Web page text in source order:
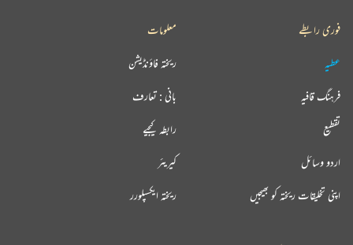
فوری رابطے
عطیہ
فرہنگ قافیہ
تقطیع
اردو وسائل
اپنی تخلیقات ریختہ کو بھیجیں
معلومات
ریختہ فاؤنڈیشن
بانی : تعارف
رابطہ کیجیے
کیریئر
ریختہ ایکسپلورر